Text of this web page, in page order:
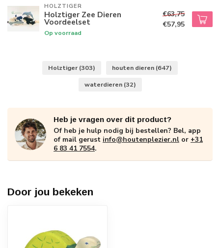
HOLZTIGER
Holztiger Zee Dieren
Voordeelset
Op voorraad
€63,75
€57,95
Holztiger (303) houten dieren (647)
waterdieren (32)
Heb je vragen over dit product?
Of heb je hulp nodig bij bestellen? Bel, app
of mail gerust info@houtenplezier.nl or +31
6 83 41 7554.
Door jou bekeken